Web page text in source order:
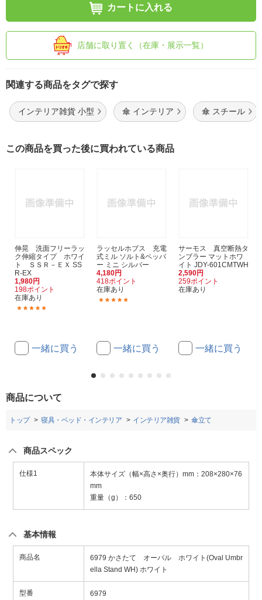
カートに入れる
店舗に取り置く（在庫・展示一覧）
関連する商品をタグで探す
インテリア雑貨 小型 傘 インテリア 傘 スチール
この商品を買った後に買われている商品
伸晃 洗面フリーラッ
ク伸縮タイプ ホワイ
ト ＳＳＲ－ＥＸ SS
R-EX
1,980円
198ポイント
在庫あり
一緒に買う
ラッセルホブス 充電
式ミル ソルト&ペッパ
ー ミニ シルバー
4,180円
418ポイント
在庫あり
一緒に買う
サーモス 真空断熱タ
ンブラー マットホワ
イト JDY-601CMTWH
2,590円
259ポイント
在庫あり
一緒に買う
商品について
トップ 寝具・ベッド・インテリア インテリア雑貨 傘立て
商品スペック
仕様1
本体サイズ（幅×高さ×奥行）mm：208×280×76
mm
重量（g）：650
基本情報
商品名
6979 かさたて オーバル ホワイト(Oval Umbr
ella Stand WH) ホワイト
型番 6979